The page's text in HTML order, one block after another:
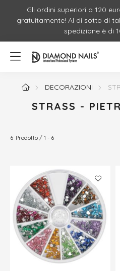
Gli ordini superiori a 120
gratuitamente! Al di sotto di
spedizione è di
DECORAZIONI
STRASS -
6 Prodotto 1 6